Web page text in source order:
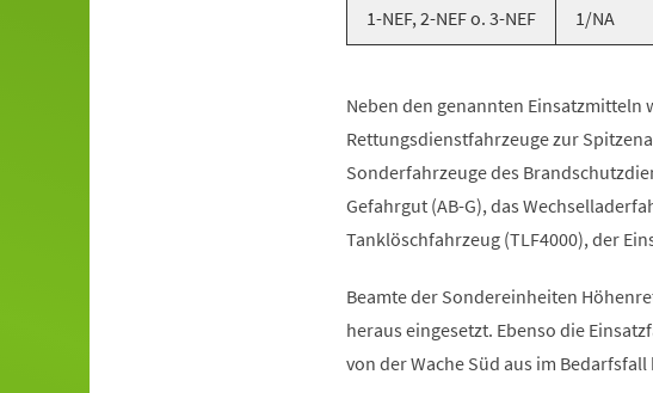
1-NEF, 2-NEF o. 3-NEF 1/NA
Neben den genannten
Rettungsdienstfahrzeuge zur
Sonderfahrzeuge des
Gefahrgut (AB-G), das
Tanklöschfahrzeug (TLF4000), der
Beamte der Sondereinheiten
heraus eingesetzt. Ebenso die
von der Wache Süd aus im Bedarfsfall